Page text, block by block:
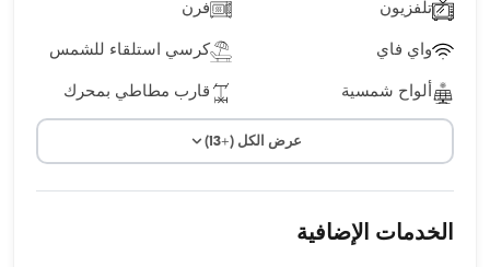
تلفزيون فرن
واي فاي كرسي استلقاء للشمس
ألواح شمسية قارب مطاطي بمحرك
عرض الكل (+13)
الخدمات الإضافية